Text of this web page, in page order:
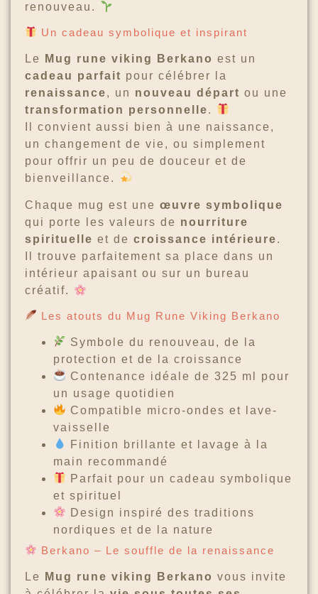
renouveau.
Un cadeau symbolique et inspirant
Le Mug rune viking Berkano est un
cadeau parfait pour célébrer la
renaissance, un nouveau départ ou une
transformation personnelle.
Il convient aussi bien à une naissance,
un changement de vie, ou simplement
pour offrir un peu de douceur et de
bienveillance.
Chaque mug est une œuvre symbolique
qui porte les valeurs de nourriture
spirituelle et de croissance intérieure.
Il trouve parfaitement sa place dans un
intérieur apaisant ou sur un bureau
créatif.
Les atouts du Mug Rune Viking Berkano
Symbole du renouveau, de la
protection et de la croissance
Contenance idéale de 325 ml pour
un usage quotidien
Compatible micro-ondes et lave-
vaisselle
Finition brillante et lavage à la
main recommandé
Parfait pour un cadeau symbolique
et spirituel
Design inspiré des traditions
nordiques et de la nature
Berkano – Le souffle de la renaissance
Le Mug rune viking Berkano vous invite